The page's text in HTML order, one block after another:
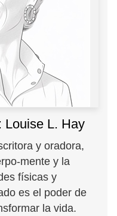
Louise L. Hay
y oradora,
mente y la
físicas y
es el poder de
la vida.